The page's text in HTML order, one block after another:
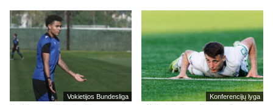
Vokietijos Bundesliga Konferencijų lyga